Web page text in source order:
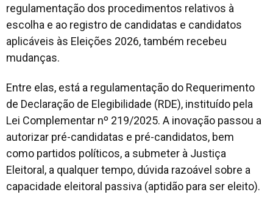
regulamentação dos procedimentos relativos à
escolha e ao registro de candidatas e candidatos
aplicáveis às Eleições 2026, também recebeu
mudanças.
Entre elas, está a regulamentação do Requerimento
de Declaração de Elegibilidade (RDE), instituído pela
Lei Complementar nº 219/2025. A inovação passou a
autorizar pré-candidatas e pré-candidatos, bem
como partidos políticos, a submeter à Justiça
Eleitoral, a qualquer tempo, dúvida razoável sobre a
capacidade eleitoral passiva (aptidão para ser eleito).